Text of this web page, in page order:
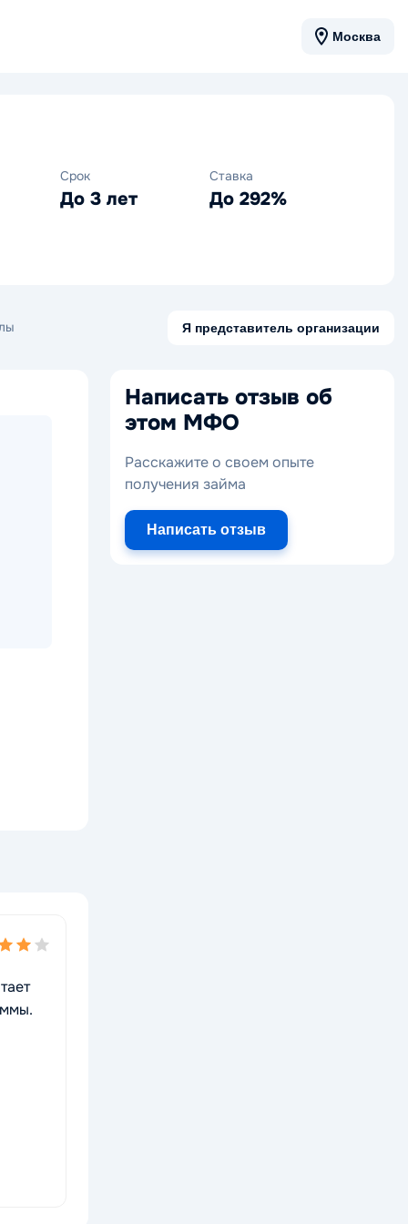
Москва
Срок
До 3 лет
Ставка
До 292%
Я представитель организации
Написать отзыв об
этом МФО
Расскажите о своем опыте
получения займа
Написать отзыв